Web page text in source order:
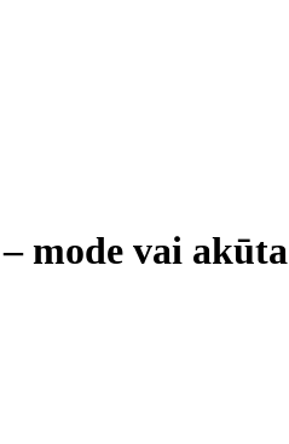
mode vai akūta